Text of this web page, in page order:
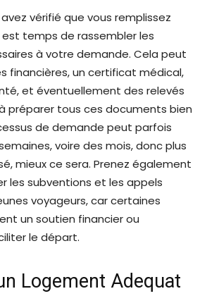
vérifié que vous remplissez
est temps de rassembler les
à votre demande. Cela peut
financières, un certificat médical,
et éventuellement des relevés
préparer tous ces documents bien
de demande peut parfois
voire des mois, donc plus
mieux ce sera. Prenez également
les subventions et les appels
voyageurs, car certaines
un soutien financier ou
le départ.
Logement Adequat